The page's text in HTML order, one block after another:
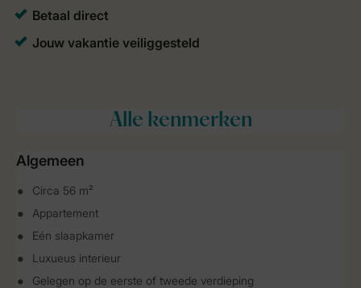
Alle kenmerken
Algemeen
Circa 56 m²
Appartement
Eén slaapkamer
Luxueus interieur
Gelegen op de eerste of tweede verdieping